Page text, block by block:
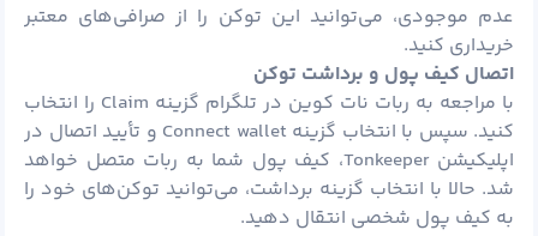
عدم موجودی، می‌توانید این توکن را از صرافی‌های معتبر
خریداری کنید.
اتصال کیف پول و برداشت توکن
با مراجعه به ربات نات کوین در تلگرام گزینه Claim را انتخاب
کنید. سپس با انتخاب گزینه Connect wallet و تأیید اتصال در
اپلیکیشن Tonkeeper، کیف پول شما به ربات متصل خواهد
شد. حالا با انتخاب گزینه برداشت، می‌توانید توکن‌های خود را
به کیف پول شخصی انتقال دهید.